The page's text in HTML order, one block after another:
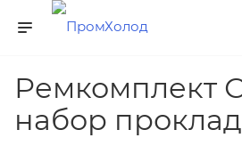
Ремкомплект
набор